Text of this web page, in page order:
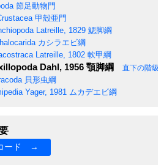
節足動物門
甲殻亜門
Latreille, 1829 鰓脚綱
カシラエビ綱
Latreille, 1802 軟甲綱
Dahl, 1956 顎脚綱 直下の階級
貝形虫綱
Yager, 1981 ムカデエビ綱
ード →